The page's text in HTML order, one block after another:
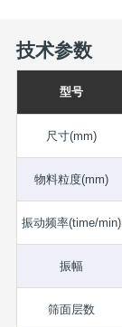
技术参数
型号
尺寸(mm)
物料粒度(mm)
振动频率(time/min)
振幅
筛面层数